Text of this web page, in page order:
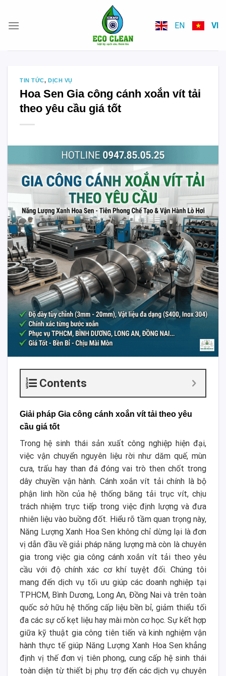
content
EN VI
TIN TỨC,DỊCH VỤ
Hoa Sen Gia công cánh xoắn vít tải
theo yêu cầu giá tốt
Contents
Giải pháp Gia công cánh xoắn vít tải theo yêu
cầu giá tốt
Trong hệ sinh thái sản xuất công nghiệp hiện đại,
việc vận chuyển nguyên liệu rời như dăm quế, mùn
cưa, trấu hay than đá đóng vai trò then chốt trong
dây chuyền vận hành. Cánh xoắn vít tải chính là bộ
phận linh hồn của hệ thống băng tải trục vít, chịu
trách nhiệm trực tiếp trong việc định lượng và đưa
nhiên liệu vào buồng đốt. Hiểu rõ tầm quan trọng này,
Năng Lượng Xanh Hoa Sen không chỉ dừng lại là đơn
vị dẫn đầu về giải pháp năng lượng mà còn là chuyên
gia trong việc gia công cánh xoắn vít tải theo yêu
cầu với độ chính xác cơ khí tuyệt đối. Chúng tôi
mang đến dịch vụ tối ưu giúp các doanh nghiệp tại
TPHCM, Bình Dương, Long An, Đồng Nai và trên toàn
quốc sở hữu hệ thống cấp liệu bền bỉ, giảm thiểu tối
đa các sự cố kẹt liệu hay mài mòn cơ học. Sự kết hợp
giữa kỹ thuật gia công tiên tiến và kinh nghiệm vận
hành thực tế giúp Năng Lượng Xanh Hoa Sen khẳng
định vị thế đơn vị tiên phong, cung cấp hệ sinh thái
toàn diện từ thiết bị phụ trợ đến các dịch vụ chuyên